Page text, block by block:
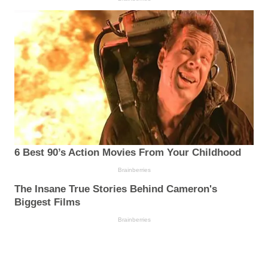
6 Best 90’s Action Movies From Your Childhood
Brainberries
The Insane True Stories Behind Cameron's
Biggest Films
Brainberries